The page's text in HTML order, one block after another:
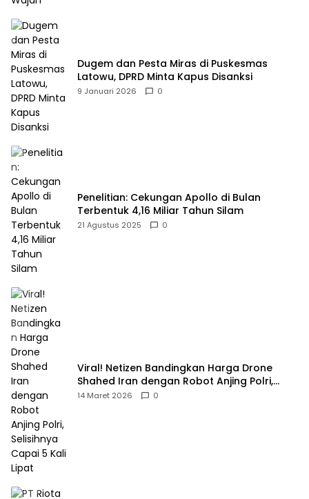
Dugem dan Pesta Miras di Puskesmas
Latowu, DPRD Minta Kapus Disanksi
9 Januari 2026 0
Penelitian: Cekungan Apollo di Bulan
Terbentuk 4,16 Miliar Tahun Silam
21 Agustus 2025 0
Viral! Netizen Bandingkan Harga Drone
Shahed Iran dengan Robot Anjing Polri,
Selisihnya Capai 5 Kali Lipat
14 Maret 2026 0